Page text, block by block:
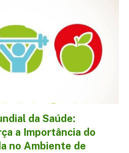
da Saúde:
a Importância do
no Ambiente de